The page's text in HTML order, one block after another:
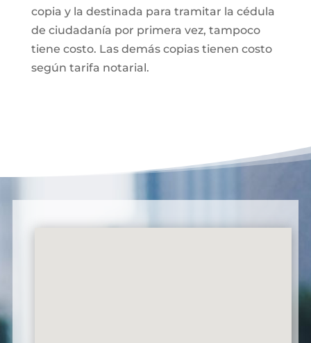
copia y la destinada para tramitar la cédula
de ciudadanía por primera vez, tampoco
tiene costo. Las demás copias tienen costo
según tarifa notarial.